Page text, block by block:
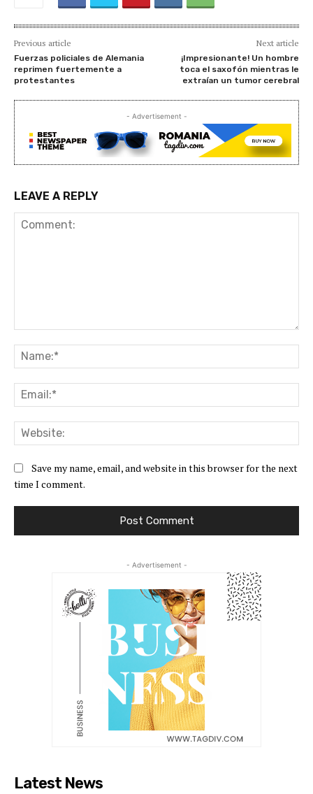
Previous article
Fuerzas policiales de Alemania
reprimen fuertemente a
protestantes
Next article
¡Impresionante! Un hombre
toca el saxofón mientras le
extraían un tumor cerebral
- Advertisement -
LEAVE A REPLY
Save my name, email, and website in this browser for the next
time I comment.
- Advertisement -
Latest News